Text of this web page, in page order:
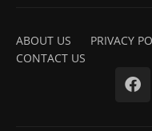
ABOUT US PRIVACY
CONTACT US